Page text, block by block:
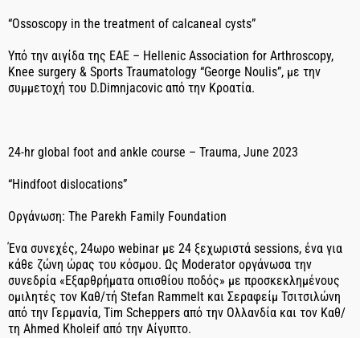
“Ossoscopy in the treatment of calcaneal cysts”
Υπό την αιγίδα της ΕΑΕ – Hellenic Association for Arthroscopy,
Knee surgery & Sports Traumatology “George Noulis”, με την
συμμετοχή του D.Dimnjacovic από την Κροατία.
24-hr global foot and ankle course – Trauma, June 2023
“Hindfoot dislocations”
Οργάνωση: The Parekh Family Foundation
Ένα συνεχές, 24ωρο webinar με 24 ξεχωριστά sessions, ένα για
κάθε ζώνη ώρας του κόσμου. Ως Moderator οργάνωσα την
συνεδρία «Εξαρθρήματα οπισθίου ποδός» με προσκεκλημένους
ομιλητές τον Καθ/τή Stefan Rammelt και Σεραφείμ Τσιτσιλώνη
από την Γερμανία, Tim Scheppers από την Ολλανδία και τον Καθ/
τη Ahmed Kholeif από την Αίγυπτο.